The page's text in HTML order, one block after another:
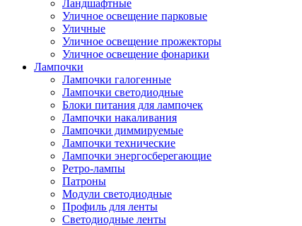
Ландшафтные
Уличное освещение парковые
Уличные
Уличное освещение прожекторы
Уличное освещение фонарики
Лампочки
Лампочки галогенные
Лампочки светодиодные
Блоки питания для лампочек
Лампочки накаливания
Лампочки диммируемые
Лампочки технические
Лампочки энергосберегающие
Ретро-лампы
Патроны
Модули светодиодные
Профиль для ленты
Светодиодные ленты